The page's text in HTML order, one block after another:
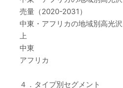
売量（2020-2031）
中東・アフリカの地域別高光
上
中東
アフリカ
４．タイプ別セグメント